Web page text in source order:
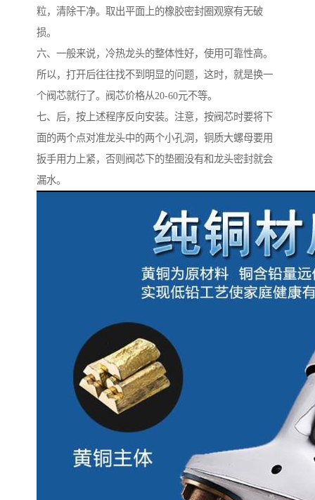
粒，清除干净。取出平面上的橡胶密封圈观察有无破
损。
六、一般来说，冷热龙头的整体性好，使用可靠性高。
所以，打开后往往找不到明显的问题，这时，就是换一
个阀芯就行了。阀芯价格从20-60元不等。
七、后，按上述程序反向安装。注意，按阀芯时要将下
面的两个点对准龙头中的两个小孔洞，铜质大螺母要用
扳手用力上紧，否则阀芯下的垫圈没有和龙头密封就会
漏水。